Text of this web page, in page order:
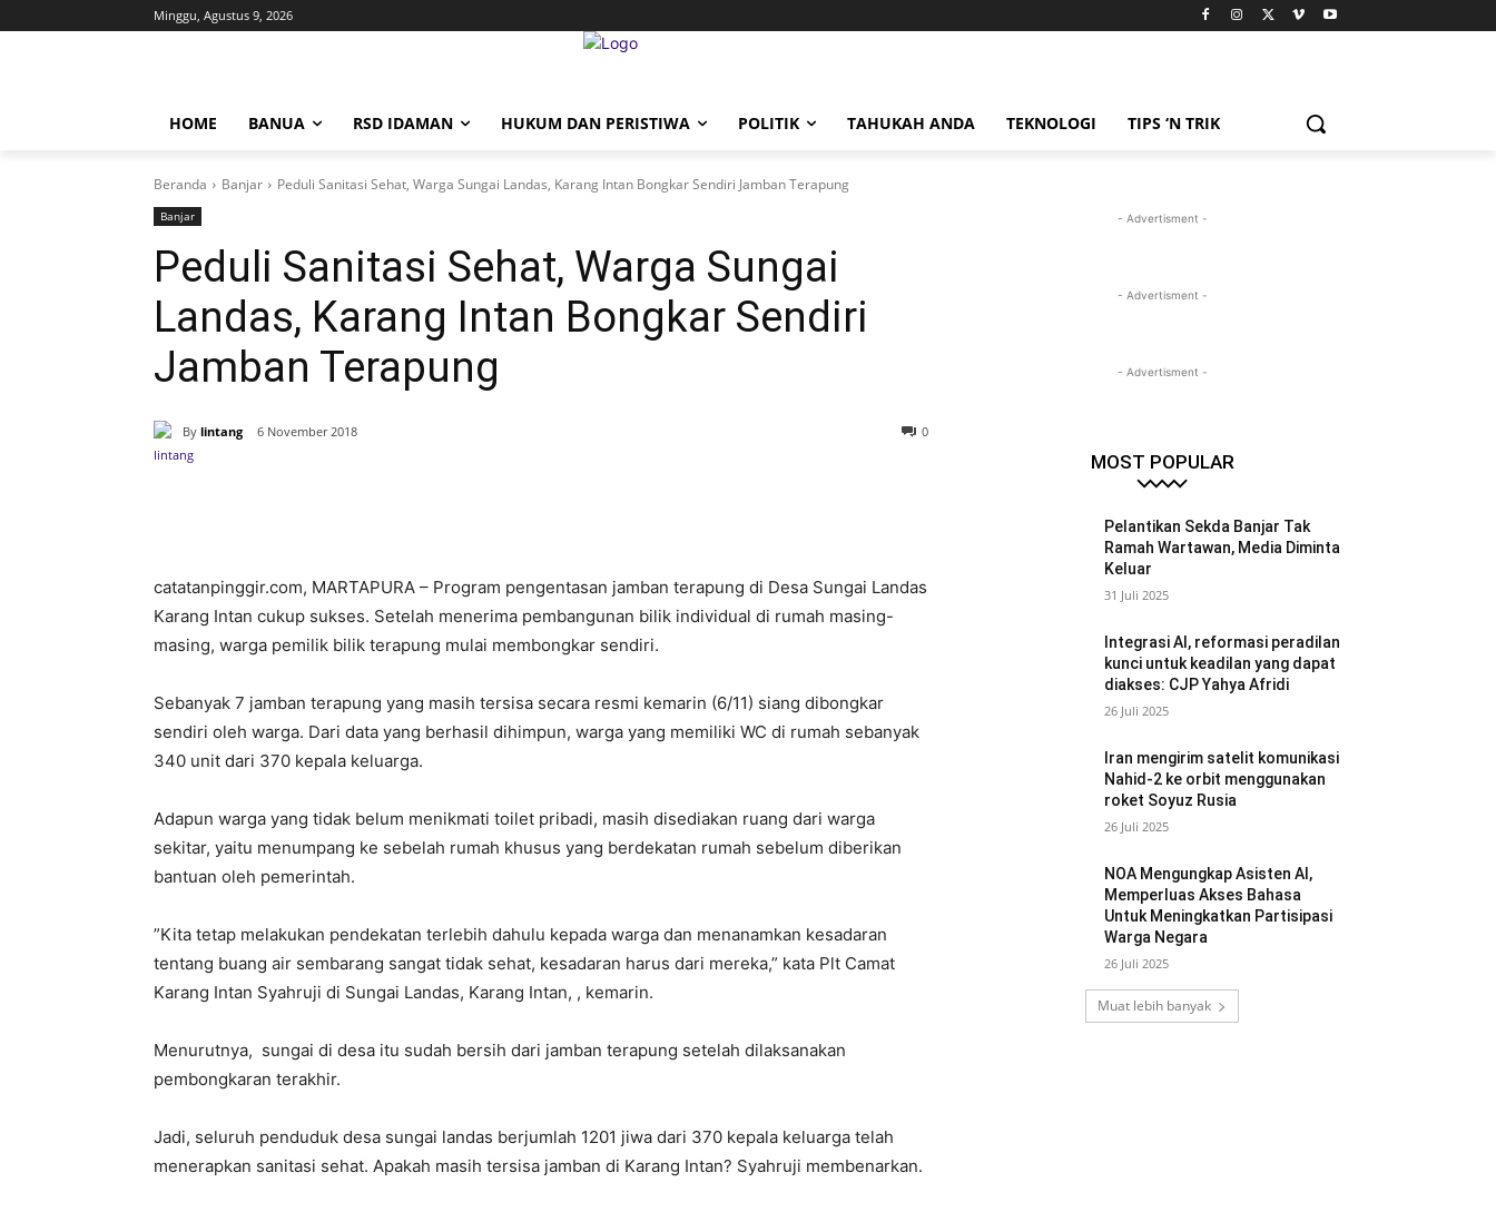
Minggu, Agustus 9, 2026
HOME BANUA RSD IDAMAN HUKUM DAN PERISTIWA POLITIK TAHUKAH ANDA TEKNOLOGI TIPS ‘N TRIK
Beranda Banjar Peduli Sanitasi Sehat, Warga Sungai Landas, Karang Intan Bongkar Sendiri Jamban Terapung
Banjar
Peduli Sanitasi Sehat, Warga Sungai
Landas, Karang Intan Bongkar Sendiri
Jamban Terapung
By lintang 6 November 2018 0
catatanpinggir.com, MARTAPURA – Program pengentasan jamban terapung di Desa Sungai Landas
Karang Intan cukup sukses. Setelah menerima pembangunan bilik individual di rumah masing-
masing, warga pemilik bilik terapung mulai membongkar sendiri.
Sebanyak 7 jamban terapung yang masih tersisa secara resmi kemarin (6/11) siang dibongkar
sendiri oleh warga. Dari data yang berhasil dihimpun, warga yang memiliki WC di rumah sebanyak
340 unit dari 370 kepala keluarga.
Adapun warga yang tidak belum menikmati toilet pribadi, masih disediakan ruang dari warga
sekitar, yaitu menumpang ke sebelah rumah khusus yang berdekatan rumah sebelum diberikan
bantuan oleh pemerintah.
”Kita tetap melakukan pendekatan terlebih dahulu kepada warga dan menanamkan kesadaran
tentang buang air sembarang sangat tidak sehat, kesadaran harus dari mereka,” kata Plt Camat
Karang Intan Syahruji di Sungai Landas, Karang Intan, , kemarin.
Menurutnya, sungai di desa itu sudah bersih dari jamban terapung setelah dilaksanakan
pembongkaran terakhir.
Jadi, seluruh penduduk desa sungai landas berjumlah 1201 jiwa dari 370 kepala keluarga telah
menerapkan sanitasi sehat. Apakah masih tersisa jamban di Karang Intan? Syahruji membenarkan.
- Advertisment -
- Advertisment -
- Advertisment -
MOST POPULAR
Pelantikan Sekda Banjar Tak
Ramah Wartawan, Media Diminta
Keluar
31 Juli 2025
Integrasi AI, reformasi peradilan
kunci untuk keadilan yang dapat
diakses: CJP Yahya Afridi
26 Juli 2025
Iran mengirim satelit komunikasi
Nahid-2 ke orbit menggunakan
roket Soyuz Rusia
26 Juli 2025
NOA Mengungkap Asisten AI,
Memperluas Akses Bahasa
Untuk Meningkatkan Partisipasi
Warga Negara
26 Juli 2025
Muat lebih banyak